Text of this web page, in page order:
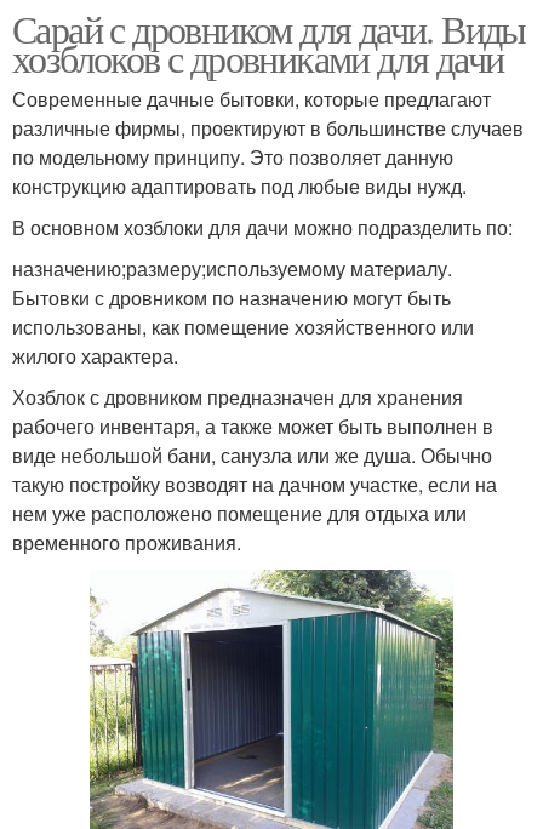
Сарай с дровником для дачи. Виды
хозблоков с дровниками для дачи
Современные дачные бытовки, которые предлагают
различные фирмы, проектируют в большинстве случаев
по модельному принципу. Это позволяет данную
конструкцию адаптировать под любые виды нужд.
В основном хозблоки для дачи можно подразделить по:
назначению;размеру;используемому материалу.
Бытовки с дровником по назначению могут быть
использованы, как помещение хозяйственного или
жилого характера.
Хозблок с дровником предназначен для хранения
рабочего инвентаря, а также может быть выполнен в
виде небольшой бани, санузла или же душа. Обычно
такую постройку возводят на дачном участке, если на
нем уже расположено помещение для отдыха или
временного проживания.